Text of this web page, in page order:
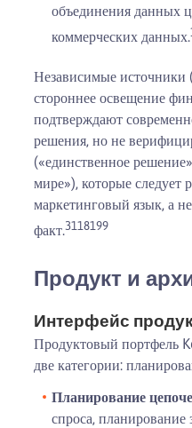
объединения данных
коммерческих данных.
Независимые
стороннее освещение
подтверждают
решения, но не
(«единственное
мире»), которые следует
маркетинговый язык, а
факт.3118199
Продукт и
Интерфейс
Продуктовый портфель
две категории:
Планирование
спроса, планирование